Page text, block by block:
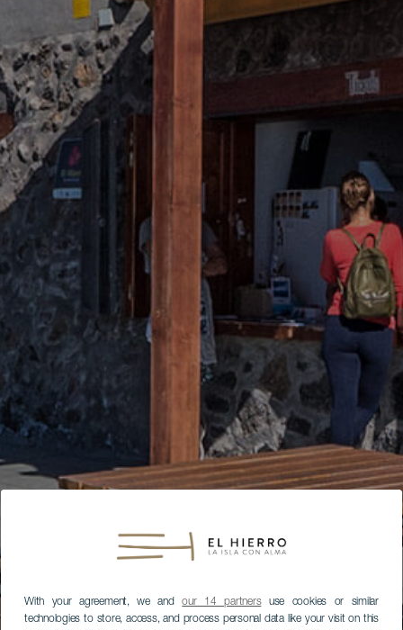
With your agreement, we andour 14 partnersuse cookies or similar
technologies to store, access, and process personal data like your visit on this